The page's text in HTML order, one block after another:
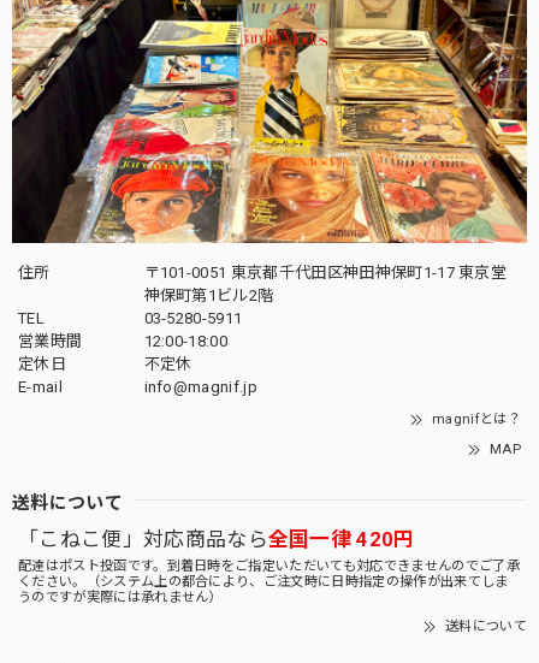
住所
〒101-0051 東京都千代田区神田神保町1-17 東京堂
神保町第1ビル2階
TEL
03-5280-5911
営業時間
12:00-18:00
定休日
不定休
E-mail
info@magnif.jp
magnifとは？
MAP
送料について
「こねこ便」対応商品なら全国一律 420円
配達はポスト投函です。到着日時をご指定いただいても対応できませんのでご了承
ください。（システム上の都合により、ご注文時に日時指定の操作が出来てしま
うのですが実際には承れません）
送料について